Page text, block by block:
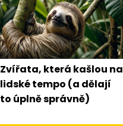
Zvířata, která kašlou na
lidské tempo (a dělají
to úplně správně)